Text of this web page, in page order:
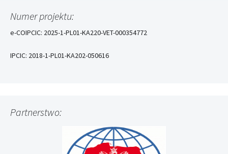
Numer projektu:
e-COIPCIC: 2025-1-PL01-KA220-VET-000354772
IPCIC: 2018-1-PL01-KA202-050616
Partnerstwo: